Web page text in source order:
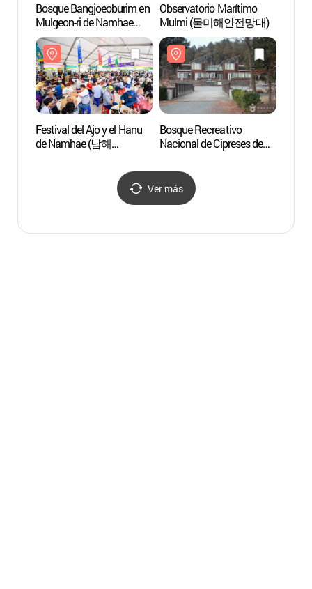
Bosque Bangjoeoburim en
Mulgeon-ri de Namhae
(남해 물건리 방조어부림)
Observatorio Marítimo
Mulmi (물미해안전망대)
Festival del Ajo y el Hanu
de Namhae (남해
Bosque Recreativo
Nacional de Cipreses de
남해편백자연휴양림)
Ver más